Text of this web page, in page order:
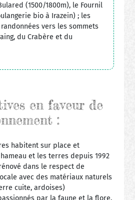
(1500/1800m), le Fournil
bio à Irazein) ; les
vers les sommets
du Crabère et du
en faveur de
:
habitent sur place et
et les terres depuis 1992
dans le respect de
avec des matériaux naturels
cuite, ardoises)
par la faune et la flore,